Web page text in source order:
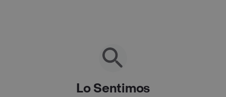
Lo Sentimos